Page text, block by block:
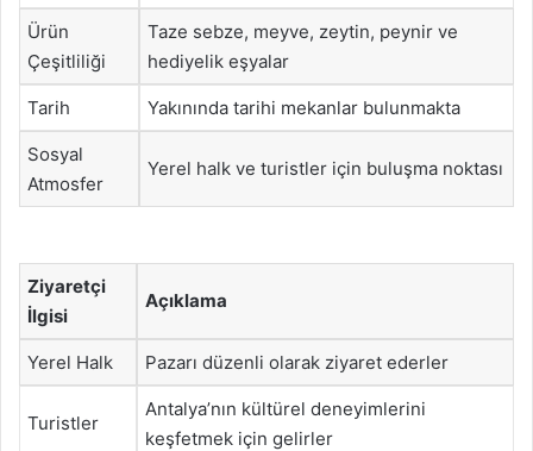
Ürün
Çeşitliliği
Taze sebze, meyve, zeytin, peynir ve
hediyelik eşyalar
Tarih Yakınında tarihi mekanlar bulunmakta
Sosyal
Atmosfer
Yerel halk ve turistler için buluşma noktası
Ziyaretçi
İlgisi
Açıklama
Yerel Halk Pazarı düzenli olarak ziyaret ederler
Turistler
Antalya’nın kültürel deneyimlerini
keşfetmek için gelirler